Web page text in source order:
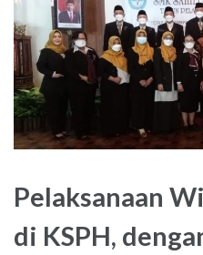
Pelaksanaan
di KSPH,